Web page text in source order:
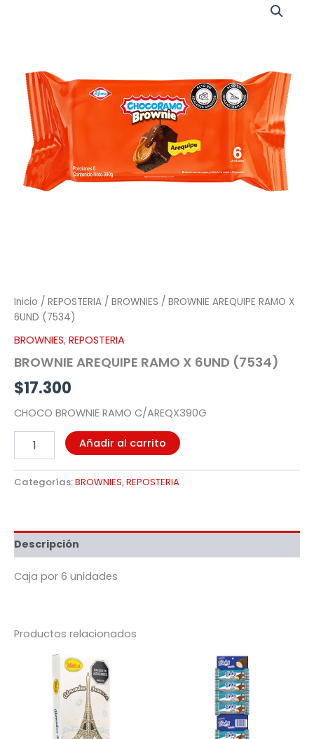
Inicio / REPOSTERIA / BROWNIES / BROWNIE AREQUIPE RAMO X
6UND (7534)
BROWNIES, REPOSTERIA
BROWNIE AREQUIPE RAMO X 6UND (7534)
$17.300
CHOCO BROWNIE RAMO C/AREQX390G
cantidad
Añadir al carrito
Categorías:BROWNIES,REPOSTERIA
Descripción
Caja por 6 unidades
Productos relacionados